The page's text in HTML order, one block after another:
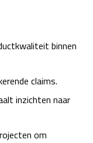
binnen
claims.
inzichten naar
om